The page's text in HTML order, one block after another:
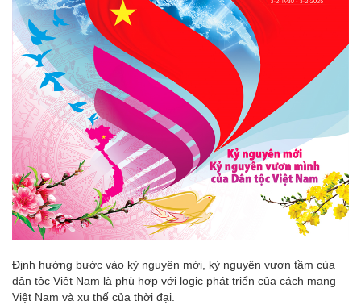
Định hướng bước vào kỷ nguyên mới, kỷ nguyên vươn tầm của
dân tộc Việt Nam là phù hợp với logic phát triển của cách mạng
Việt Nam và xu thế của thời đại.